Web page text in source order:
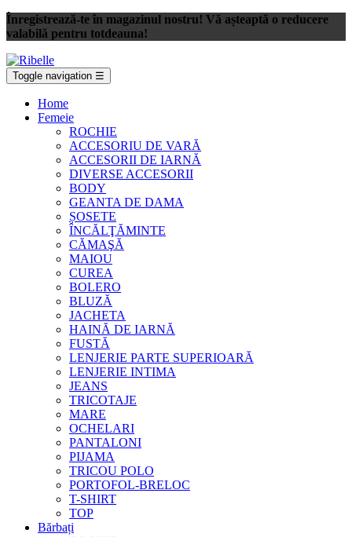
Înregistrează-te în magazinul nostru! Vă așteaptă o reducere
valabilă pentru totdeauna!
Toggle navigation ☰
Home
Femeie
ROCHIE
ACCESORIU DE VARĂ
ACCESORII DE IARNĂ
DIVERSE ACCESORII
BODY
GEANTA DE DAMA
ȘOSETE
ÎNCĂLŢĂMINTE
CĂMAŞĂ
MAIOU
CUREA
BOLERO
BLUZĂ
JACHETA
HAINĂ DE IARNĂ
FUSTĂ
LENJERIE PARTE SUPERIOARĂ
LENJERIE INTIMA
JEANS
TRICOTAJE
MARE
OCHELARI
PANTALONI
PIJAMA
TRICOU POLO
PORTOFOL-BRELOC
T-SHIRT
TOP
Bărbați